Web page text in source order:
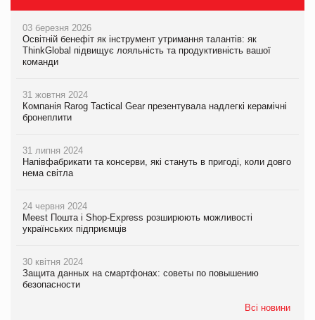
03 березня 2026
Освітній бенефіт як інструмент утримання талантів: як
ThinkGlobal підвищує лояльність та продуктивність вашої
команди
31 жовтня 2024
Компанія Rarog Tactical Gear презентувала надлегкі керамічні
бронеплити
31 липня 2024
Напівфабрикати та консерви, які стануть в пригоді, коли довго
нема світла
24 червня 2024
Meest Пошта і Shop-Express розширюють можливості
українських підприємців
30 квітня 2024
Защита данных на смартфонах: советы по повышению
безопасности
Всі новини